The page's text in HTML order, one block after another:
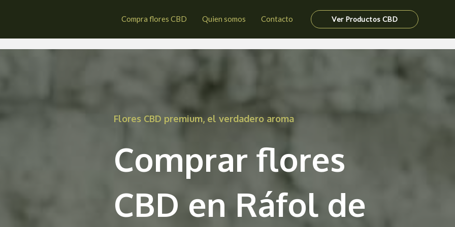
Compra flores CBD Quien somos Contacto Ver Productos CBD
de Salem
Flores CBD premium, el verdadero aroma
Comprar flores
CBD en Ráfol de